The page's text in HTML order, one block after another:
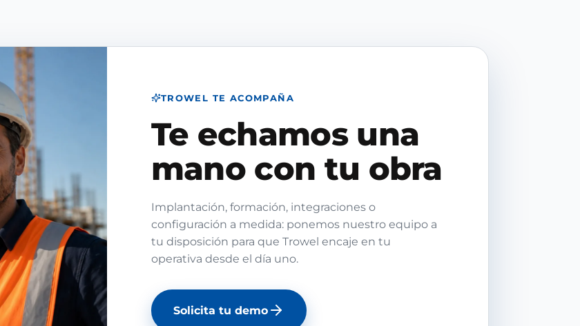
TROWEL TE ACOMPAÑA
Te echamos una
mano con tu obra
Implantación, formación, integraciones o
configuración a medida: ponemos nuestro equipo a
tu disposición para que Trowel encaje en tu
operativa desde el día uno.
Solicita tu demo